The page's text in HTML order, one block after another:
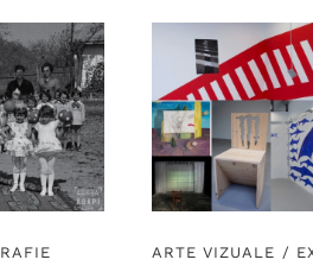
ARTE VIZUALE /